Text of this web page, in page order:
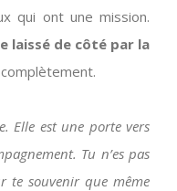
qui ont une mission.
laissé de côté par la
Elle est une porte vers
Tu n’es pas
te souvenir que même